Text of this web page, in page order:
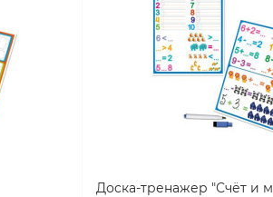
Доска-тренажер "Счёт и